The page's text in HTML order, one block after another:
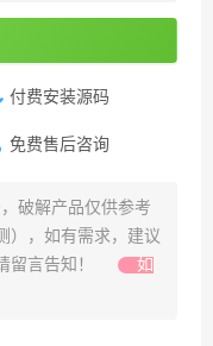
付费安装源码
免费售后咨询
破解产品仅供参考
），如有需求，建议
留言告知！
如